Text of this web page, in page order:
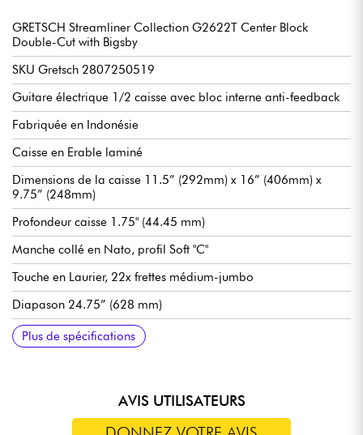
GRETSCH Streamliner Collection G2622T Center Block
Double-Cut with Bigsby
SKU Gretsch 2807250519
Guitare électrique 1/2 caisse avec bloc interne anti-feedback
Fabriquée en Indonésie
Caisse en Erable laminé
Dimensions de la caisse 11.5” (292mm) x 16” (406mm) x
9.75” (248mm)
Profondeur caisse 1.75" (44.45 mm)
Manche collé en Nato, profil Soft "C"
Touche en Laurier, 22x frettes médium-jumbo
Diapason 24.75” (628 mm)
Radius 12” (305 mm)
Largeur manche 1e frette 1.6875" (42.86 mm)
2x micros double bobinage Gretsch Broad'Tron BT-3S
Humbucker
Sélecteur 3-Positions
Volume 1. manche
Volume 2. chevalet
Master Volume
Master Tone with Push/Pull for Coil Split
Chevalet Gretsch Anchored Adjusto-Matic
Cordier Bigsby-licensed B70
Mécaniques Gretsch bain d'huile en Nickel
Sillet en os synthétique
Finition brillant
Cordes recommandées 10-46
Housse optionnelle Gretsch 099-6458-000
Etui optionnel Gretsch 099-6443-000
Plus de spécifications
AVIS UTILISATEURS